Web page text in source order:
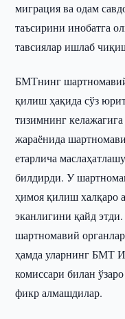
миграция ва одам
таъсирини инобатга
тавсиялар ишлаб
БМТнинг
қилиш ҳақида сўз
тизимнинг
жараёнида
етарлича
билдирди. У
ҳимоя қилиш халқаро
эканлигини қайд
шартномавий
ҳамда уларнинг БМТ
комиссари билан
фикр алмашдилар.